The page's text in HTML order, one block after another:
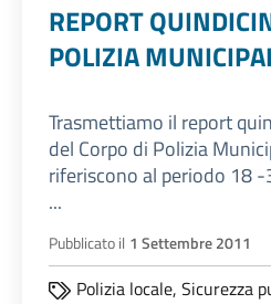
REPORT
POLIZIA
Trasmettiamo il report
del Corpo di Polizia
riferiscono al periodo 18 -
...
Pubblicato il 1 Settembre 2011
Polizia locale, Sicurezza